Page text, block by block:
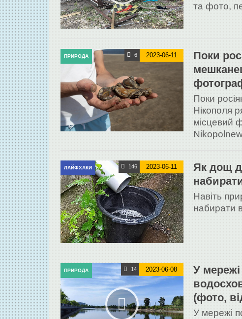
та фото,
ПРИРОДА 2023-06-11
6
Поки
Поки
Нікополя
місцевий
ЛАЙФХАКИ 2023-06-11
146
Як дощ
Навіть
набирати
ПРИРОДА 2023-06-08
14
У
(фото,
У мережі